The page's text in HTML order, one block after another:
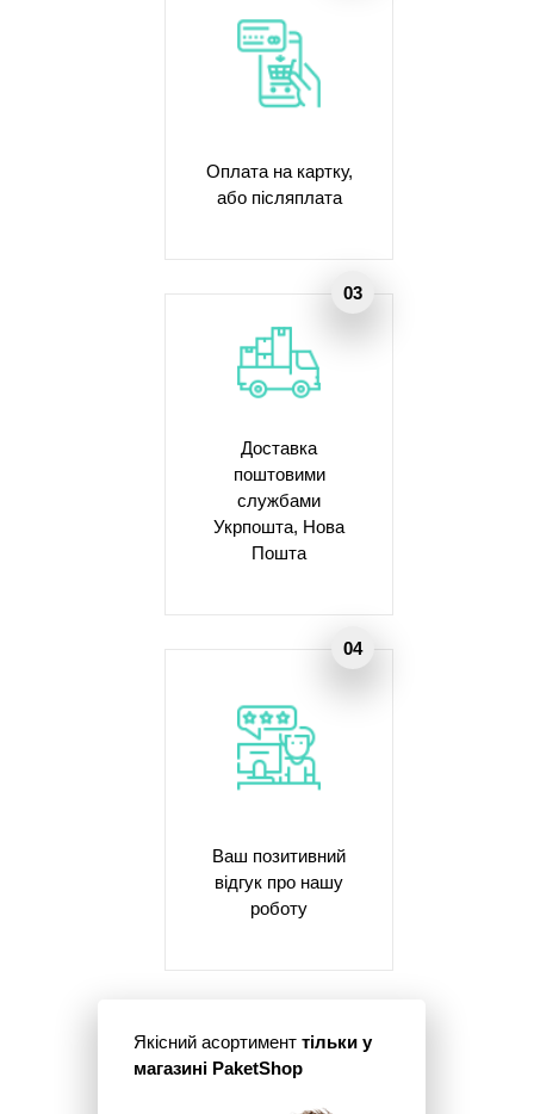
Оплата на картку,
або післяплата
Доставка
поштовими
службами
Укрпошта, Нова
Пошта
Ваш позитивний
відгук про нашу
роботу
Якісний асортимент тільки у
магазині PaketShop